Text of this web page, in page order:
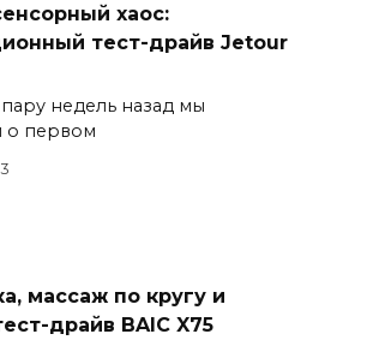
хаос:
тест-драйв Jetour
недель назад мы
о первом
массаж по кругу и
драйв BAIC X75